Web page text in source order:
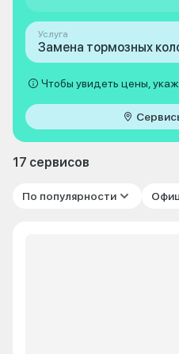
Услуга
Замена тормозных
Чтобы увидеть цены,
17 сервисов
По популярности